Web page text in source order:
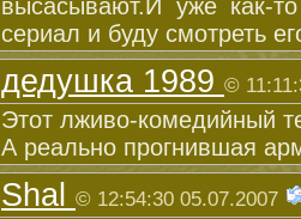
высасывают.И уже как-
сериал и буду смотреть
дедушка 1989 ©
Этот лживо-комедийный
А реально прогнившая
Shal © 12:54:30 05.07.2007